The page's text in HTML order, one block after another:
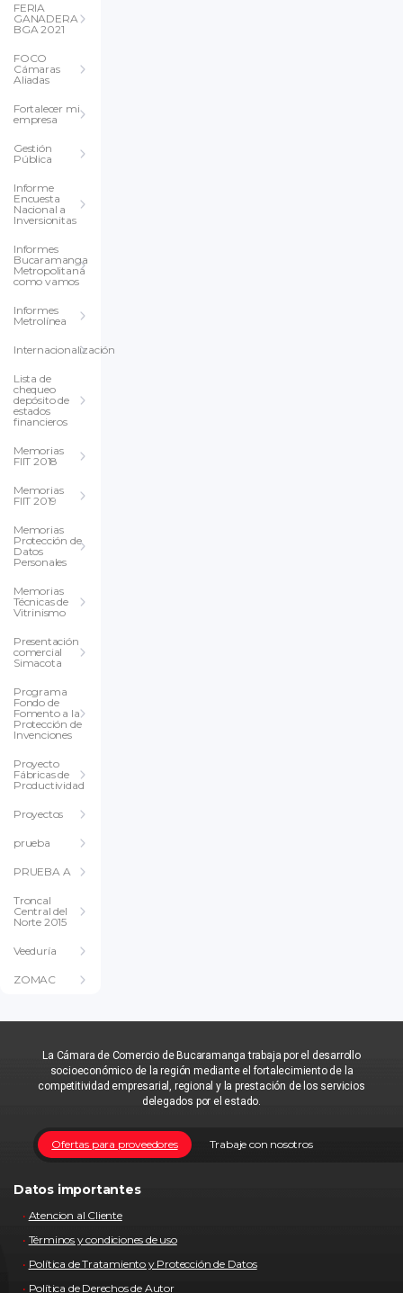
FERIA
GANADERA
BGA 2021
FOCO
Cámaras
Aliadas
Fortalecer mi
empresa
Gestión
Pública
Informe
Encuesta
Nacional a
Inversionitas
Informes
Bucaramanga
Metropolitana
como vamos
Informes
Metrolínea
Internacionalización
Lista de
chequeo
depósito de
estados
financieros
Memorias
FIIT 2018
Memorias
FIIT 2019
Memorias
Protección de
Datos
Personales
Memorias
Técnicas de
Vitrinismo
Presentación
comercial
Simacota
Programa
Fondo de
Fomento a la
Protección de
Invenciones
Proyecto
Fábricas de
Productividad
Proyectos
prueba
PRUEBA A
Troncal
Central del
Norte 2015
Veeduría
ZOMAC
La Cámara de Comercio de Bucaramanga trabaja por el desarrollo
socioeconómico de la región mediante el fortalecimiento de la
competitividad empresarial, regional y la prestación de los servicios
delegados por el estado.
Trabaje con nosotros
Ofertas para proveedores
Datos importantes
Atencion al Cliente
Términos y condiciones de uso
Política de Tratamiento y Protección de Datos
Política de Derechos de Autor